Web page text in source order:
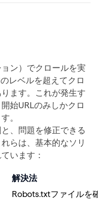
ン）でクロールを実
レベルを超えてクロ
ます。これが発生す
始URLのみしかクロ
。
、問題を修正できる
らは、基本的なソリ
います：
解決法
Robots.txtファイルを